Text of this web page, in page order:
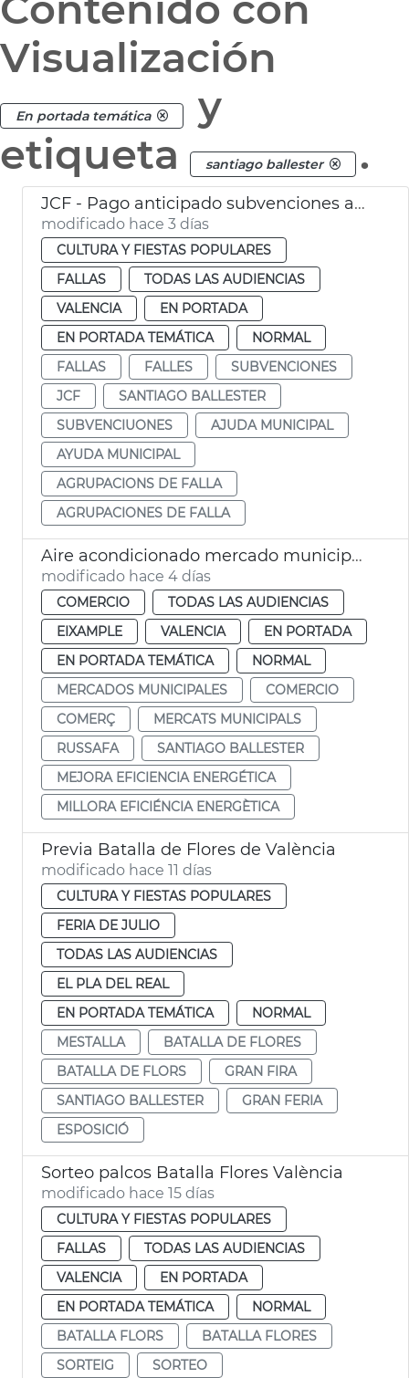
Visualización
En portada temática
y
etiqueta
santiago ballester .
JCF - Pago anticipado subvenciones agrupaciones de falla
modificado hace 3 días
CULTURA Y FIESTAS POPULARES
FALLAS
TODAS LAS AUDIENCIAS
VALENCIA
EN PORTADA
EN PORTADA TEMÁTICA
NORMAL
FALLAS
FALLES
SUBVENCIONES
JCF
SANTIAGO BALLESTER
SUBVENCIUONES
AJUDA MUNICIPAL
AYUDA MUNICIPAL
AGRUPACIONS DE FALLA
AGRUPACIONES DE FALLA
Aire acondicionado mercado municipal Russafa
modificado hace 4 días
COMERCIO
TODAS LAS AUDIENCIAS
EIXAMPLE
VALENCIA
EN PORTADA
EN PORTADA TEMÁTICA
NORMAL
MERCADOS MUNICIPALES
COMERCIO
COMERÇ
MERCATS MUNICIPALS
RUSSAFA
SANTIAGO BALLESTER
MEJORA EFICIENCIA ENERGÉTICA
MILLORA EFICIÉNCIA ENERGÈTICA
Previa Batalla de Flores de València
modificado hace 11 días
CULTURA Y FIESTAS POPULARES
FERIA DE JULIO
TODAS LAS AUDIENCIAS
EL PLA DEL REAL
EN PORTADA TEMÁTICA
NORMAL
MESTALLA
BATALLA DE FLORES
BATALLA DE FLORS
GRAN FIRA
SANTIAGO BALLESTER
GRAN FERIA
ESPOSICIÓ
Sorteo palcos Batalla Flores València
modificado hace 15 días
CULTURA Y FIESTAS POPULARES
FALLAS
TODAS LAS AUDIENCIAS
VALENCIA
EN PORTADA
EN PORTADA TEMÁTICA
NORMAL
BATALLA FLORS
BATALLA FLORES
SORTEIG
SORTEO